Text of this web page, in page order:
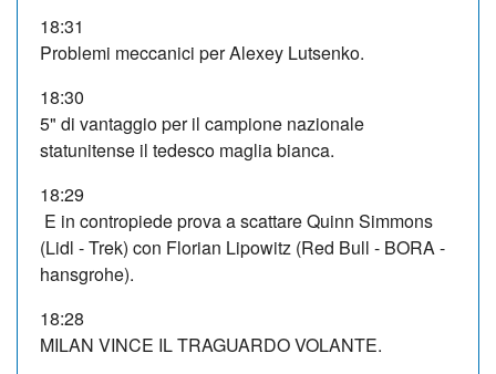
18:31
Problemi meccanici per Alexey Lutsenko.
18:30
5" di vantaggio per il campione nazionale
statunitense il tedesco maglia bianca.
18:29
E in contropiede prova a scattare Quinn Simmons
(Lidl - Trek) con Florian Lipowitz (Red Bull - BORA -
hansgrohe).
18:28
MILAN VINCE IL TRAGUARDO VOLANTE.